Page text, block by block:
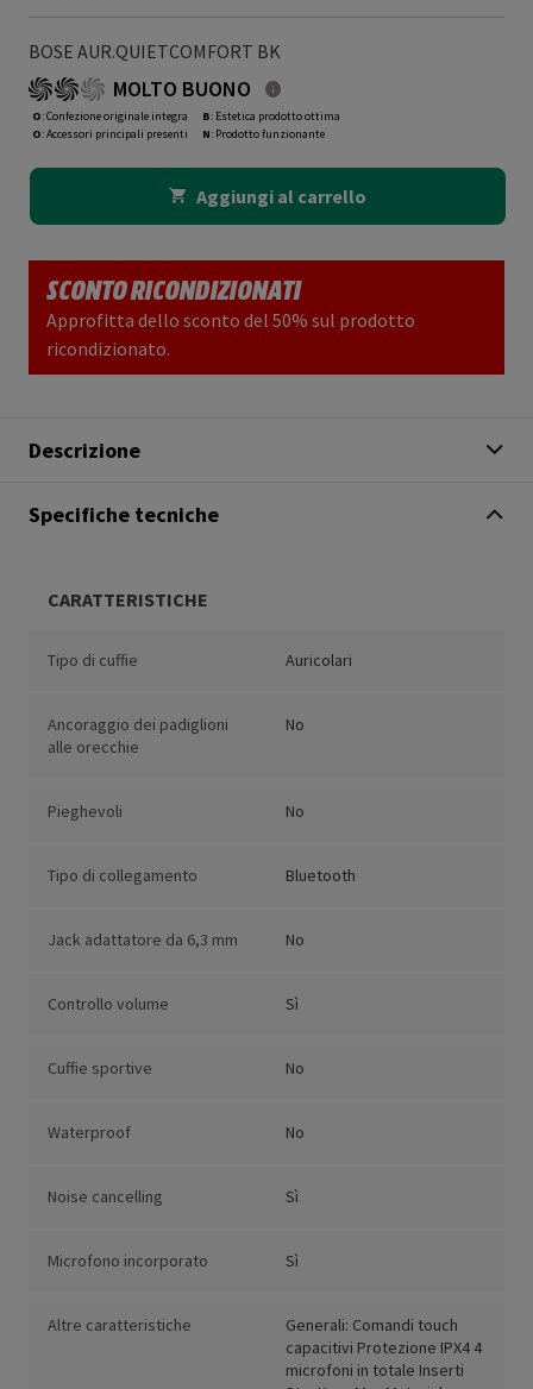
BOSE AUR.QUIETCOMFORT BK
MOLTO BUONO
O: Confezione originale integra
O: Accessori principali presenti
B: Estetica prodotto ottima
N: Prodotto funzionante
Aggiungi al carrello
SCONTO RICONDIZIONATI
Approfitta dello sconto del 50% sul prodotto
ricondizionato.
Descrizione
Specifiche tecniche
CARATTERISTICHE
Tipo di cuffie Auricolari
Ancoraggio dei padiglioni
alle orecchie
No
Pieghevoli No
Tipo di collegamento Bluetooth
Jack adattatore da 6,3 mm No
Controllo volume Sì
Cuffie sportive No
Waterproof No
Noise cancelling Sì
Microfono incorporato Sì
Altre caratteristiche
Generali: Comandi touch
capacitivi Protezione IPX4 4
microfoni in totale Inserti